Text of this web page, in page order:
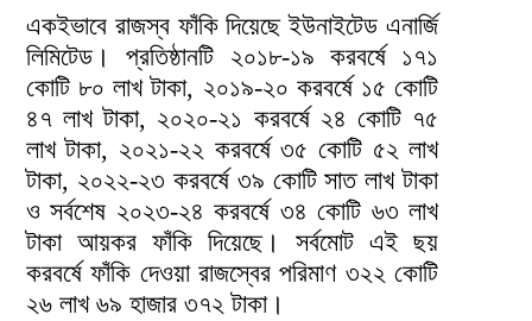
একইভাবে রাজস্ব ফাঁকি দিয়েছে ইউনাইটেড এনার্জি
লিমিটেড। প্রতিষ্ঠানটি ২০১৮-১৯ করবর্ষে ১৭১
কোটি ৮০ লাখ টাকা, ২০১৯-২০ করবর্ষে ১৫ কোটি
৪৭ লাখ টাকা, ২০২০-২১ করবর্ষে ২৪ কোটি ৭৫
লাখ টাকা, ২০২১-২২ করবর্ষে ৩৫ কোটি ৫২ লাখ
টাকা, ২০২২-২৩ করবর্ষে ৩৯ কোটি সাত লাখ টাকা
ও সর্বশেষ ২০২৩-২৪ করবর্ষে ৩৪ কোটি ৬৩ লাখ
টাকা আয়কর ফাঁকি দিয়েছে। সর্বমোট এই ছয়
করবর্ষে ফাঁকি দেওয়া রাজস্বের পরিমাণ ৩২২ কোটি
২৬ লাখ ৬৯ হাজার ৩৭২ টাকা।